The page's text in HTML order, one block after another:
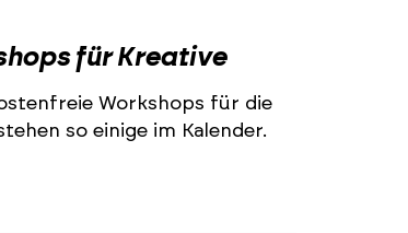
für Kreative
Workshops für die
so einige im Kalender.